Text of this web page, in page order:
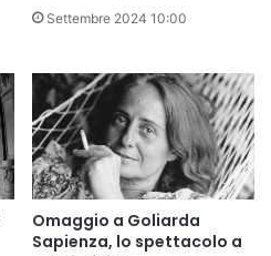
Settembre 2024 10:00
Omaggio a Goliarda
Sapienza, lo spettacolo a